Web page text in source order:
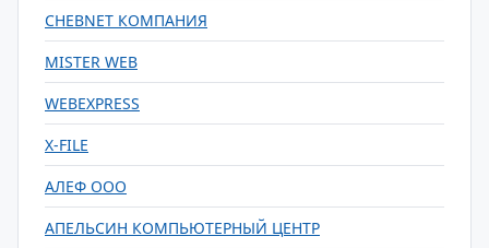
CHEBNET КОМПАНИЯ
MISTER WEB
WEBEXPRESS
X-FILE
АЛЕФ ООО
АПЕЛЬСИН КОМПЬЮТЕРНЫЙ ЦЕНТР